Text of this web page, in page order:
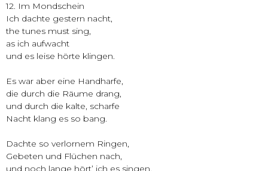
12. Im Mondschein
Ich dachte gestern nacht,
the tunes must sing,
as ich aufwacht
und es leise hörte klingen.
Es war aber eine Handharfe,
die durch die Räume drang,
und durch die kalte, scharfe
Nacht klang es so bang.
Dachte so verlornem Ringen,
Gebeten und Flüchen nach,
und noch lange hört’ ich es singen,